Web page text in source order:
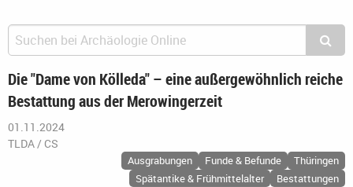
Die "Dame von Kölleda" – eine außergewöhnlich reiche
Bestattung aus der Merowingerzeit
01.11.2024
TLDA / CS
Ausgrabungen Funde & Befunde
Thüringen
Spätantike & Frühmittelalter
Bestattungen